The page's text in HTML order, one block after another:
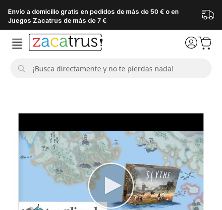
Envío a domicilio gratis en pedidos de más de 50 € o en
Juegos Zacatrus de más de 7 €
galería
imágenes